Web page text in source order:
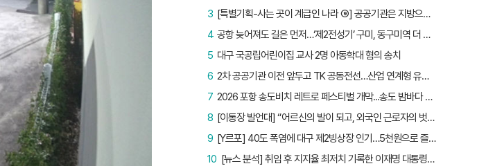
[특별기획-사는 곳이 계급인 나라 ⑨] 공공기관은 지방으로 왔지만, 그들이 사는 곳은 서울이었다
3
공항 늦어져도 길은 먼저…‘제2전성기’ 구미, 동구미역 더 절실
4
대구 국공립어린이집 교사 2명 아동학대 혐의 송치
5
2차 공공기관 이전 앞두고 TK 공동전선…산업 연계형 유치 승부수
6
2026 포항 송도비치 레트로 페스티벌 개막...송도 밤바다 달군 레트로 열기
7
[이통장 발언대] “어르신의 발이 되고, 외국인 근로자의 벗이 되고”…박상철 이장의 ‘사람 농사’
8
[Y르포] 40도 폭염에 대구 제2빙상장 인기…5천원으로 즐기는 ‘피서’
9
[뉴스 분석] 취임 후 지지율 최저치 기록한 이재명 대통령…왜?
10